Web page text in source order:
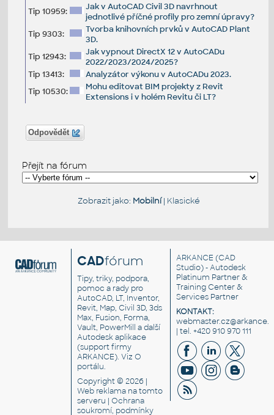
Tip 10959:
Jak v AutoCAD Civil 3D navrhnout
jednotlivé příčné profily pro zemní úpravy?
Tip 9303:
Tvorba knihovních prvků v AutoCAD Plant
3D.
Tip 12943:
Jak vypnout DirectX 12 v AutoCADu
2022/2023/2024/2025?
Tip 13413:
Analyzátor výkonu v AutoCADu 2023.
Tip 10530:
Mohu editovat BIM projekty z Revit
Extensions i v holém Revitu či LT?
Odpovědět
Přejít na fórum
Zobrazit jako: Mobilní| Klasické
CADfórum
Tipy, triky, podpora,
pomoc a rady pro
AutoCAD, LT, Inventor,
Revit, Map, Civil 3D, 3ds
Max, Fusion, Forma,
Vault, PowerMill a další
Autodesk aplikace
(support firmy
ARKANCE). VizO
portálu.
Copyright © 2026 |
Web reklama na tomto
serveru |Ochrana
soukromí, podmínky
ARKANCE (CAD
Studio) - Autodesk
Platinum Partner &
Training Center &
Services Partner
KONTAKT:
| tel. +420 910 970 111